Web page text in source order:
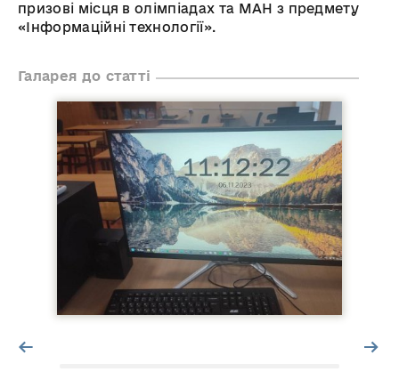
призові місця в олімпіадах та МАН з предмету
«Інформаційні технології».
Галарея до статті